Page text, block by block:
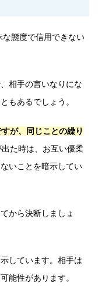
な態度で信用できない
相手の言いなりにな
もあるでしょう。
が、同じことの繰り
た時は、お互い優柔
いことを暗示してい
から決断しましょ
しています。相手は
能性があります。